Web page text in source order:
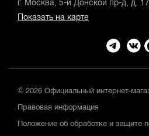
г. Москва, 5-й Донской пр-д, д. 17
Показать на карте
© 2026 Официальный интернет-
Правовая информация
Положение об обработке и защите